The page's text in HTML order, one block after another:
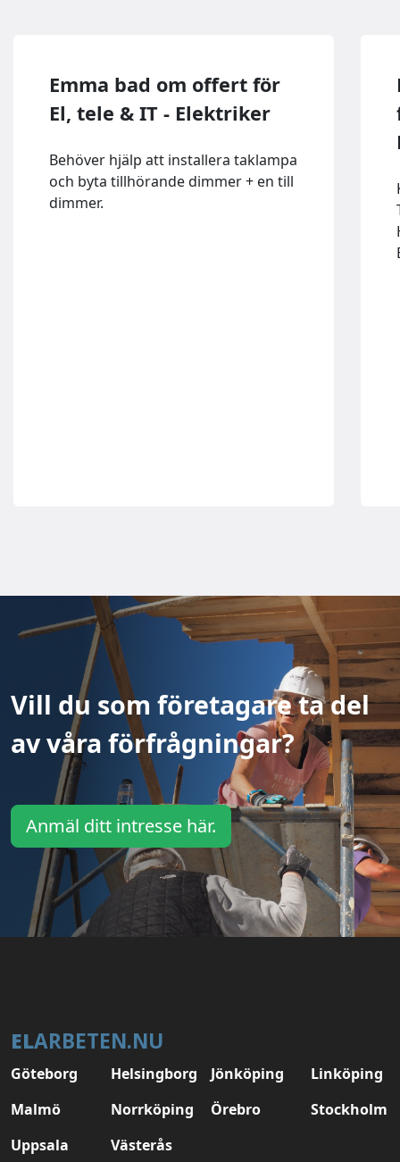
Emma bad om offert för
El, tele & IT - Elektriker
Behöver hjälp att installera taklampa
och byta tillhörande dimmer + en till
dimmer.
Vill du som företagare ta del
av våra förfrågningar?
Anmäl ditt intresse här.
ELARBETEN.NU
Göteborg Helsingborg Jönköping
Linköping
Malmö
Norrköping Örebro
Stockholm
Uppsala
Västerås